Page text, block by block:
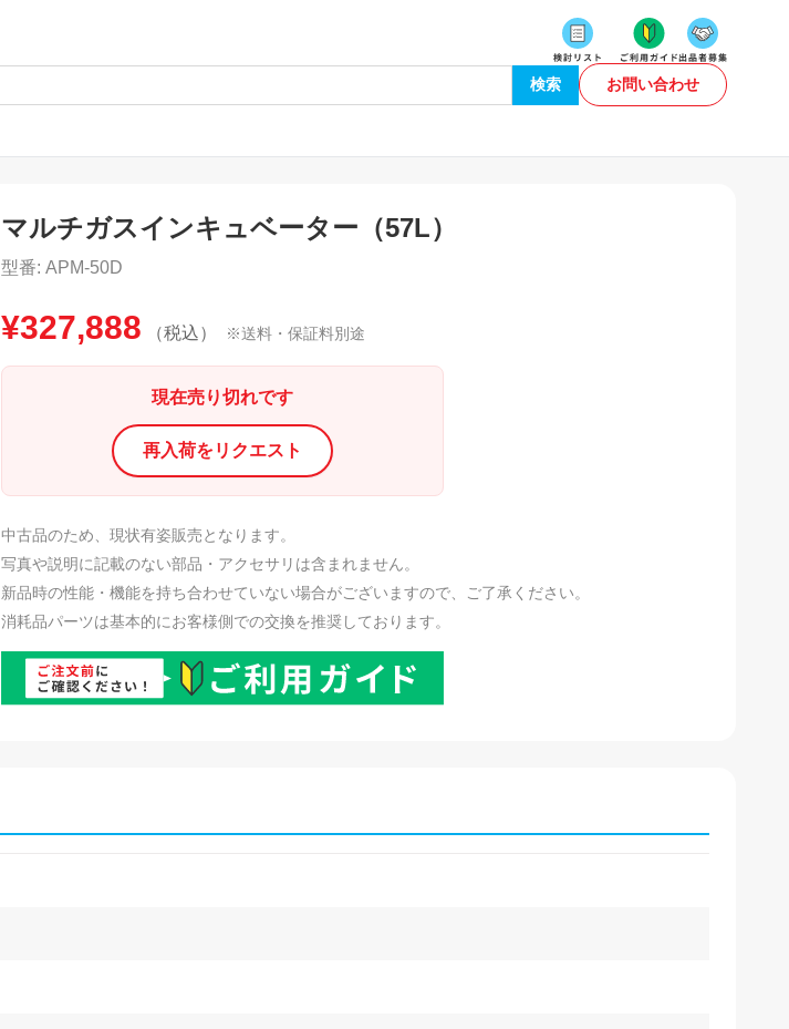
検索 お問い合わせ
マルチガスインキュベーター（57L）
型番: APM-50D
¥327,888 （税込） ※送料・保証料別途
現在売り切れです
再入荷をリクエスト
中古品のため、現状有姿販売となります。
写真や説明に記載のない部品・アクセサリは含まれません。
新品時の性能・機能を持ち合わせていない場合がございますので、ご了承ください。
消耗品パーツは基本的にお客様側での交換を推奨しております。